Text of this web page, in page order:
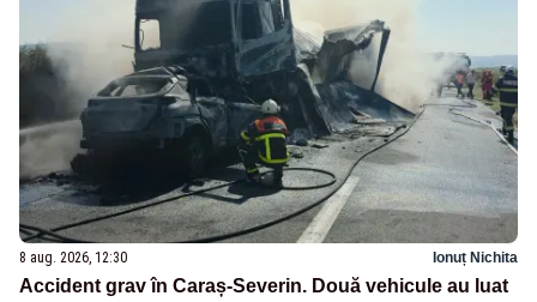
8 aug. 2026, 12:30 Ionuț Nichita
Accident grav în Caraș-Severin. Două vehicule au luat